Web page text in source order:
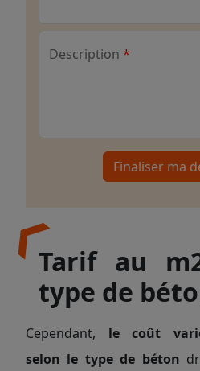
Description
Finaliser ma
Tarif au
type de
Cependant, le coût
selon le type de béton